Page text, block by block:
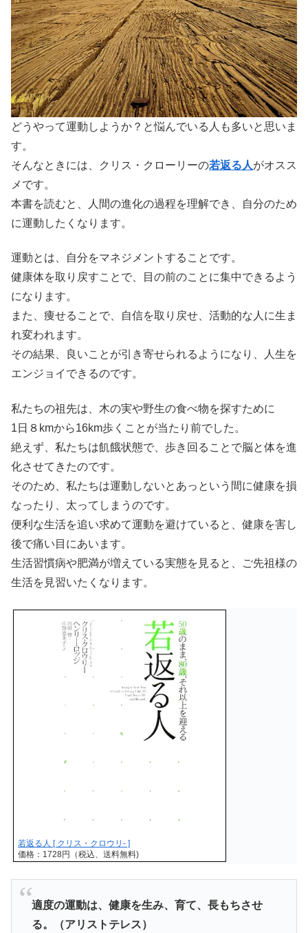
どうやって運動しようか？と悩んでいる人も多いと思いま
す。
そんなときには、クリス・クローリーの若返る人がオスス
メです。
本書を読むと、人間の進化の過程を理解でき、自分のため
に運動したくなります。
運動とは、自分をマネジメントすることです。
健康体を取り戻すことで、目の前のことに集中できるよう
になります。
また、痩せることで、自信を取り戻せ、活動的な人に生ま
れ変われます。
その結果、良いことが引き寄せられるようになり、人生を
エンジョイできるのです。
私たちの祖先は、木の実や野生の食べ物を探すために
1日８kmから16km歩くことが当たり前でした。
絶えず、私たちは飢餓状態で、歩き回ることで脳と体を進
化させてきたのです。
そのため、私たちは運動しないとあっという間に健康を損
なったり、太ってしまうのです。
便利な生活を追い求めて運動を避けていると、健康を害し
後で痛い目にあいます。
生活習慣病や肥満が増えている実態を見ると、ご先祖様の
生活を見習いたくなります。
若返る人 [ クリス・クロウリ- ]
価格：1728円（税込、送料無料)
適度の運動は、健康を生み、育て、長もちさせ
る。（アリストテレス）